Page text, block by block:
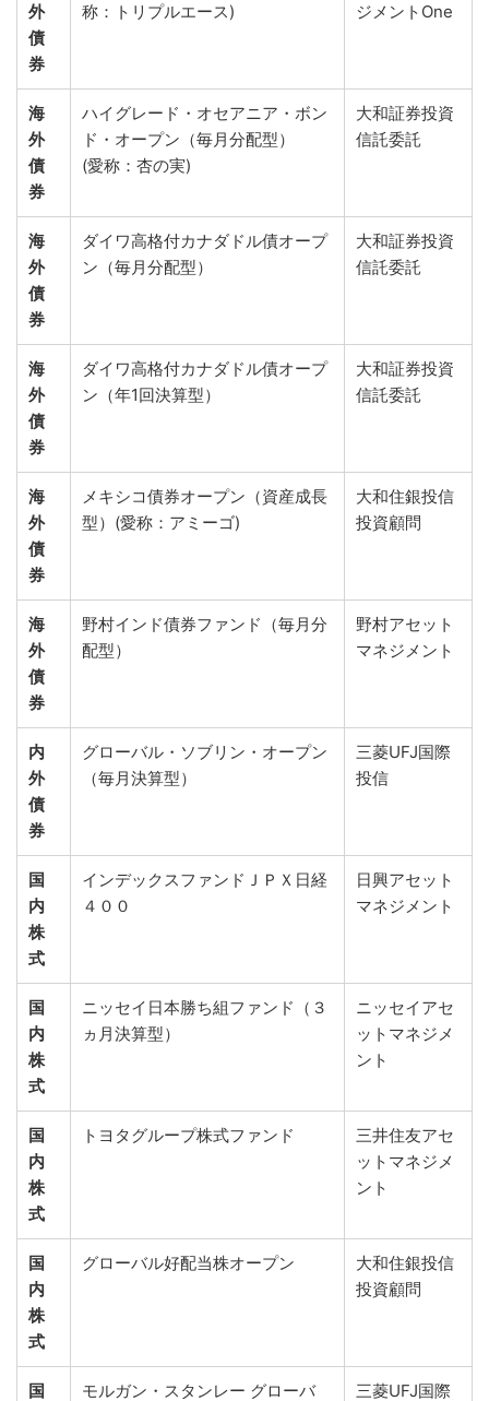
外
債
券
称：トリプルエース)
ジメントOne
海
外
債
券
ハイグレード・オセアニア・ボン
ド・オープン（毎月分配型）
(愛称：杏の実)
大和証券投資
信託委託
海
外
債
券
ダイワ高格付カナダドル債オープ
ン（毎月分配型）
大和証券投資
信託委託
海
外
債
券
ダイワ高格付カナダドル債オープ
ン（年1回決算型）
大和証券投資
信託委託
海
外
債
券
メキシコ債券オープン（資産成長
型）(愛称：アミーゴ)
大和住銀投信
投資顧問
海
外
債
券
野村インド債券ファンド（毎月分
配型）
野村アセット
マネジメント
内
外
債
券
グローバル・ソブリン・オープン
（毎月決算型）
三菱UFJ国際
投信
国
内
株
式
インデックスファンドＪＰＸ日経
４００
日興アセット
マネジメント
国
内
株
式
ニッセイ日本勝ち組ファンド（３
ヵ月決算型）
ニッセイアセ
ットマネジメ
ント
国
内
株
式
トヨタグループ株式ファンド
三井住友アセ
ットマネジメ
ント
国
内
株
式
グローバル好配当株オープン
大和住銀投信
投資顧問
国 モルガン・スタンレー グローバ 三菱UFJ国際